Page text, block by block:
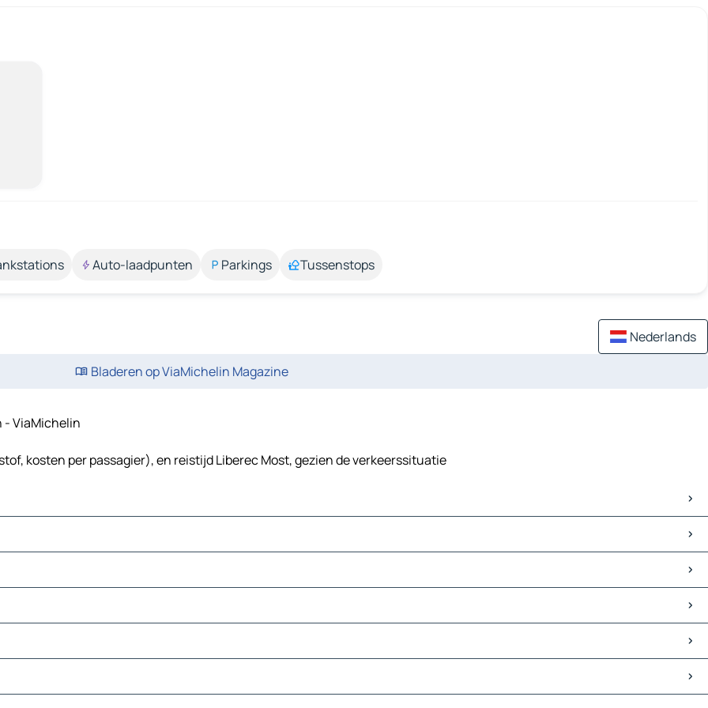
Auto-laadpunten Parkings Tussenstops
Nederlands
Bladeren op ViaMichelin Magazine
- ViaMichelin
kosten per passagier), en reistijd Liberec Most, gezien de verkeerssituatie